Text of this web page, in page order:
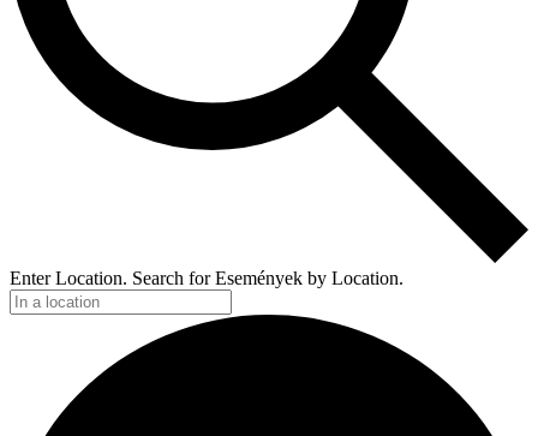
Enter Location. Search for Események by Location.